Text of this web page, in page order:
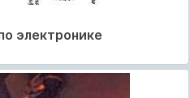
электронике